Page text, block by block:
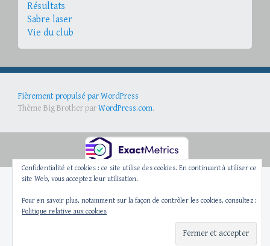
Résultats
Sabre laser
Vie du club
Fièrement propulsé par WordPress
Thème Big Brother parWordPress.com.
Confidentialité et cookies : ce site utilise des cookies. En continuant à utiliser ce
site Web, vous acceptez leur utilisation.
Pour en savoir plus, notamment sur la façon de contrôler les cookies, consultez :
Politique relative aux cookies